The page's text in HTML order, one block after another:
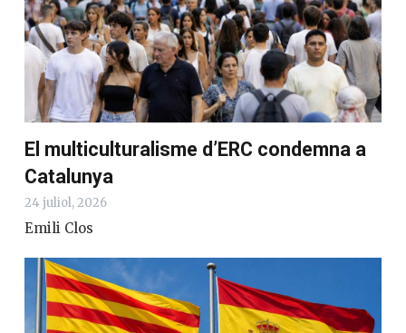
El multiculturalisme d’ERC condemna a
Catalunya
24 juliol, 2026
Emili Clos